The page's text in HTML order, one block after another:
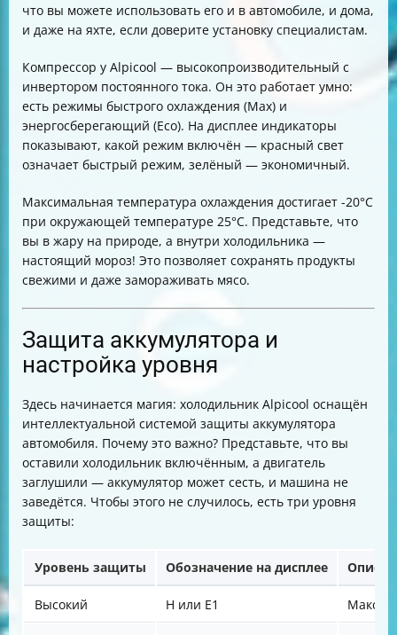
что вы можете использовать его и в автомобиле, и дома,
и даже на яхте, если доверите установку специалистам.
Компрессор у Alpicool — высокопроизводительный с
инвертором постоянного тока. Он это работает умно:
есть режимы быстрого охлаждения (Max) и
энергосберегающий (Eco). На дисплее индикаторы
показывают, какой режим включён — красный свет
означает быстрый режим, зелёный — экономичный.
Максимальная температура охлаждения достигает -20°C
при окружающей температуре 25°C. Представьте, что
вы в жару на природе, а внутри холодильника —
настоящий мороз! Это позволяет сохранять продукты
свежими и даже замораживать мясо.
Защита аккумулятора и
настройка уровня
Здесь начинается магия: холодильник Alpicool оснащён
интеллектуальной системой защиты аккумулятора
автомобиля. Почему это важно? Представьте, что вы
оставили холодильник включённым, а двигатель
заглушили — аккумулятор может сесть, и машина не
заведётся. Чтобы этого не случилось, есть три уровня
защиты:
Уровень защиты Обозначение на дисплее
Высокий H или E1